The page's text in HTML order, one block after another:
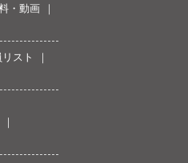
・動画
スト